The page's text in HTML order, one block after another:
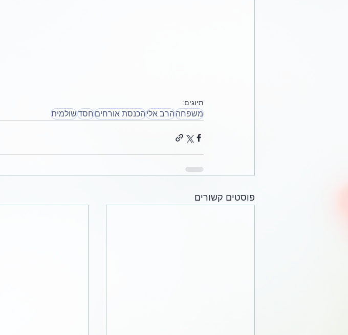
תיוגים:
משפחההרב אליהכנסת אורחיםחסדשולמית
פוסטים קשורים